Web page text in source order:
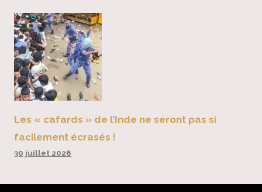
Les « cafards » de l’Inde ne seront pas si
facilement écrasés !
30 juillet 2026